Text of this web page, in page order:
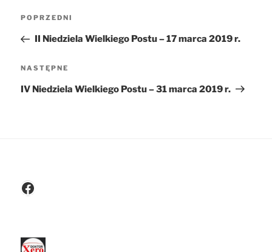
Nawigacja
wpisu
Poprzedni
wpis
POPRZEDNI
II Niedziela Wielkiego Postu – 17 marca 2019 r.
Następny
wpis
NASTĘPNE
IV Niedziela Wielkiego Postu – 31 marca 2019 r.
Facebook